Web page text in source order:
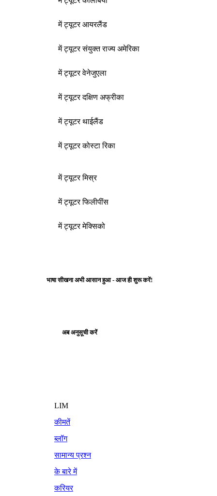
में ट्यूटर आयरलैंड
में ट्यूटर संयुक्त राज्य अमेरिका
में ट्यूटर वेनेजुएला
में ट्यूटर दक्षिण अफ्रीका
में ट्यूटर थाईलैंड
में ट्यूटर कोस्टा रिका
में ट्यूटर मिस्र
में ट्यूटर फिलीपींस
में ट्यूटर मेक्सिको
भाषा सीखना अभी आसान हुआ - आज ही शुरू करें!
अब अनुसूची करें
LIM
कीमतें
ब्लॉग
सामान्य प्रश्न
के बारे में
करियर